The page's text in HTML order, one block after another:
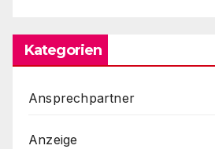
Kategorien
Ansprechpartner
Anzeige